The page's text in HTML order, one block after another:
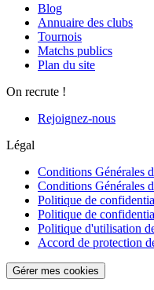
Blog
Annuaire des clubs
Tournois
Matchs publics
Plan du site
On recrute !
Rejoignez-nous
Légal
Conditions Générales
Conditions Générales
Politique de
Politique de
Politique d'utilisation
Accord de protection
Gérer mes cookies